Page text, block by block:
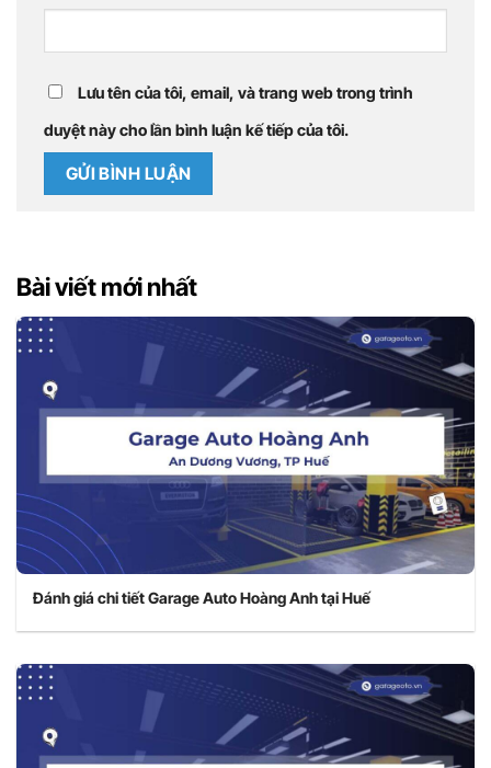
Lưu tên của tôi, email, và trang web trong trình
duyệt này cho lần bình luận kế tiếp của tôi.
Bài viết mới nhất
Đánh giá chi tiết Garage Auto Hoàng Anh tại Huế